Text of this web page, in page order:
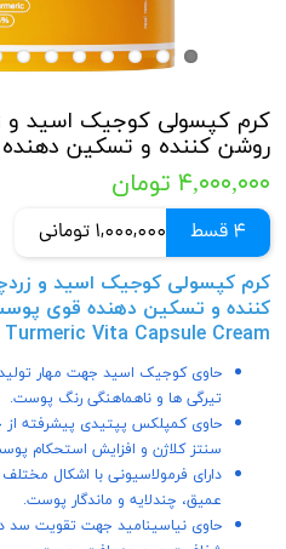
کرم کپسولی کوجیک اسید و
روشن کننده و تسکین دهنده
۴,۰۰۰,۰۰۰ تومان
4 قسط 1,000,000 تومانی
کرم کپسولی کوجیک اسید و
Turmeric Vita Capsule Cream
حاوی کوجیک اسید جهت مهار
تیرگی‌ ها و ناهماهنگی رنگ پوست.
حاوی کمپلکس پپتیدی پیشرفته
سنتز کلاژن و افزایش استحکام
دارای فرمولاسیونی با اشکال
عمیق، چندلایه و ماندگار پوست.
حاوی نیاسینامید جهت تقویت